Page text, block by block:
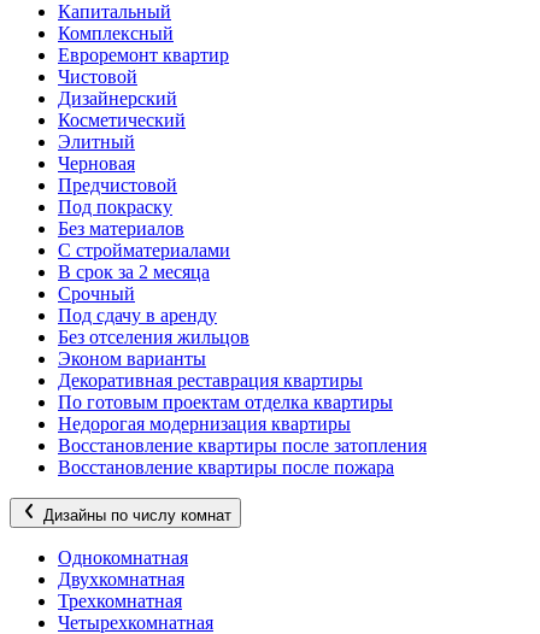
Капитальный
Комплексный
Евроремонт квартир
Чистовой
Дизайнерский
Косметический
Элитный
Черновая
Предчистовой
Под покраску
Без материалов
С стройматериалами
В срок за 2 месяца
Срочный
Под сдачу в аренду
Без отселения жильцов
Эконом варианты
Декоративная реставрация квартиры
По готовым проектам отделка квартиры
Недорогая модернизация квартиры
Восстановление квартиры после затопления
Восстановление квартиры после пожара
Дизайны по числу комнат
Однокомнатная
Двухкомнатная
Трехкомнатная
Четырехкомнатная